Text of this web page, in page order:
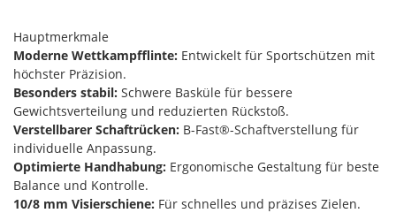
Hauptmerkmale
Moderne Wettkampfflinte: Entwickelt für Sportschützen mit
höchster Präzision.
Besonders stabil: Schwere Basküle für bessere
Gewichtsverteilung und reduzierten Rückstoß.
Verstellbarer Schaftrücken: B-Fast®-Schaftverstellung für
individuelle Anpassung.
Optimierte Handhabung: Ergonomische Gestaltung für beste
Balance und Kontrolle.
10/8 mm Visierschiene: Für schnelles und präzises Zielen.